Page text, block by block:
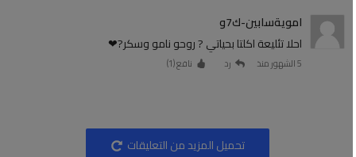
امويةسابين-ك7و
احلا تئليعة اكلتا بحياتي ? روحو نامو وسكر?❤
5 الشهور منذ رد نافع (1
)
تحميل المزيد من التعليقات